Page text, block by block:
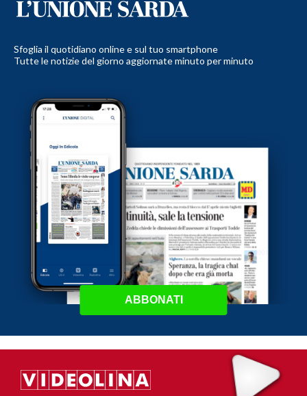
Sfoglia il quotidiano online e sul tuo smartphone
Tutte le notizie del giorno aggiornate minuto per minuto
ABBONATI